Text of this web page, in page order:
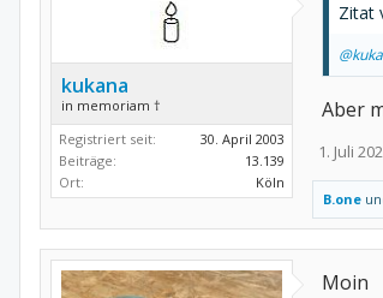
kukana
in memoriam †
Registriert seit:
30. April 2003
Beiträge:
13.139
Ort:
Köln
Zitat
Aber
1. Juli
B.one
Moin